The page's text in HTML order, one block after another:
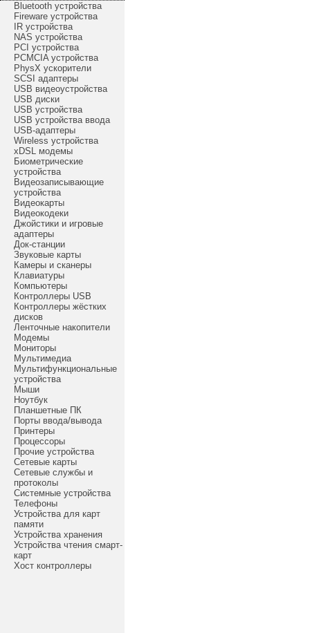
Bluetooth устройства
Fireware устройства
IR устройства
NAS устройства
PCI устройства
PCMCIA устройства
PhysX ускорители
SCSI адаптеры
USB видеоустройства
USB диски
USB устройства
USB устройства ввода
USB-адаптеры
Wireless устройства
xDSL модемы
Биометрические
устройства
Видеозаписывающие
устройства
Видеокарты
Видеокодеки
Джойстики и игровые
адаптеры
Док-станции
Звуковые карты
Камеры и сканеры
Клавиатуры
Компьютеры
Контроллеры USB
Контроллеры жёстких
дисков
Ленточные накопители
Модемы
Мониторы
Мультимедиа
Мультифункциональные
устройства
Мыши
Ноутбук
Планшетные ПК
Порты ввода/вывода
Принтеры
Процессоры
Прочие устройства
Сетевые карты
Сетевые службы и
протоколы
Системные устройства
Телефоны
Устройства для карт
памяти
Устройства хранения
Устройства чтения смарт-
карт
Хост контроллеры